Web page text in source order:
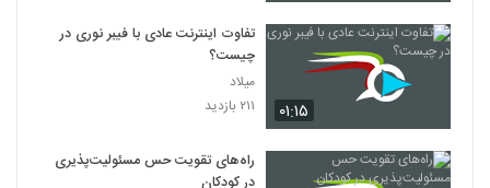
۰۱:۱۵
تفاوت اینترنت عادی با فیبر نوری در
چیست؟
میلاد
۲۱۱ بازدید
راه‌های تقویت حس مسئولیت‌پذیری